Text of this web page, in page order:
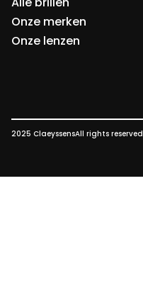
Onze merken
Onze lenzen
2025 ClaeyssensAll rights reserved